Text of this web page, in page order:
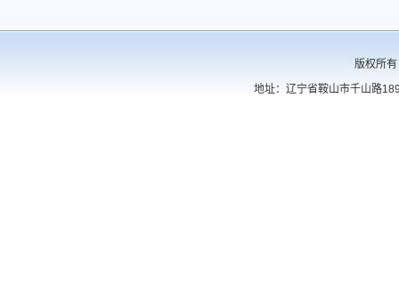
版权所
地址：辽宁省鞍山市千山路